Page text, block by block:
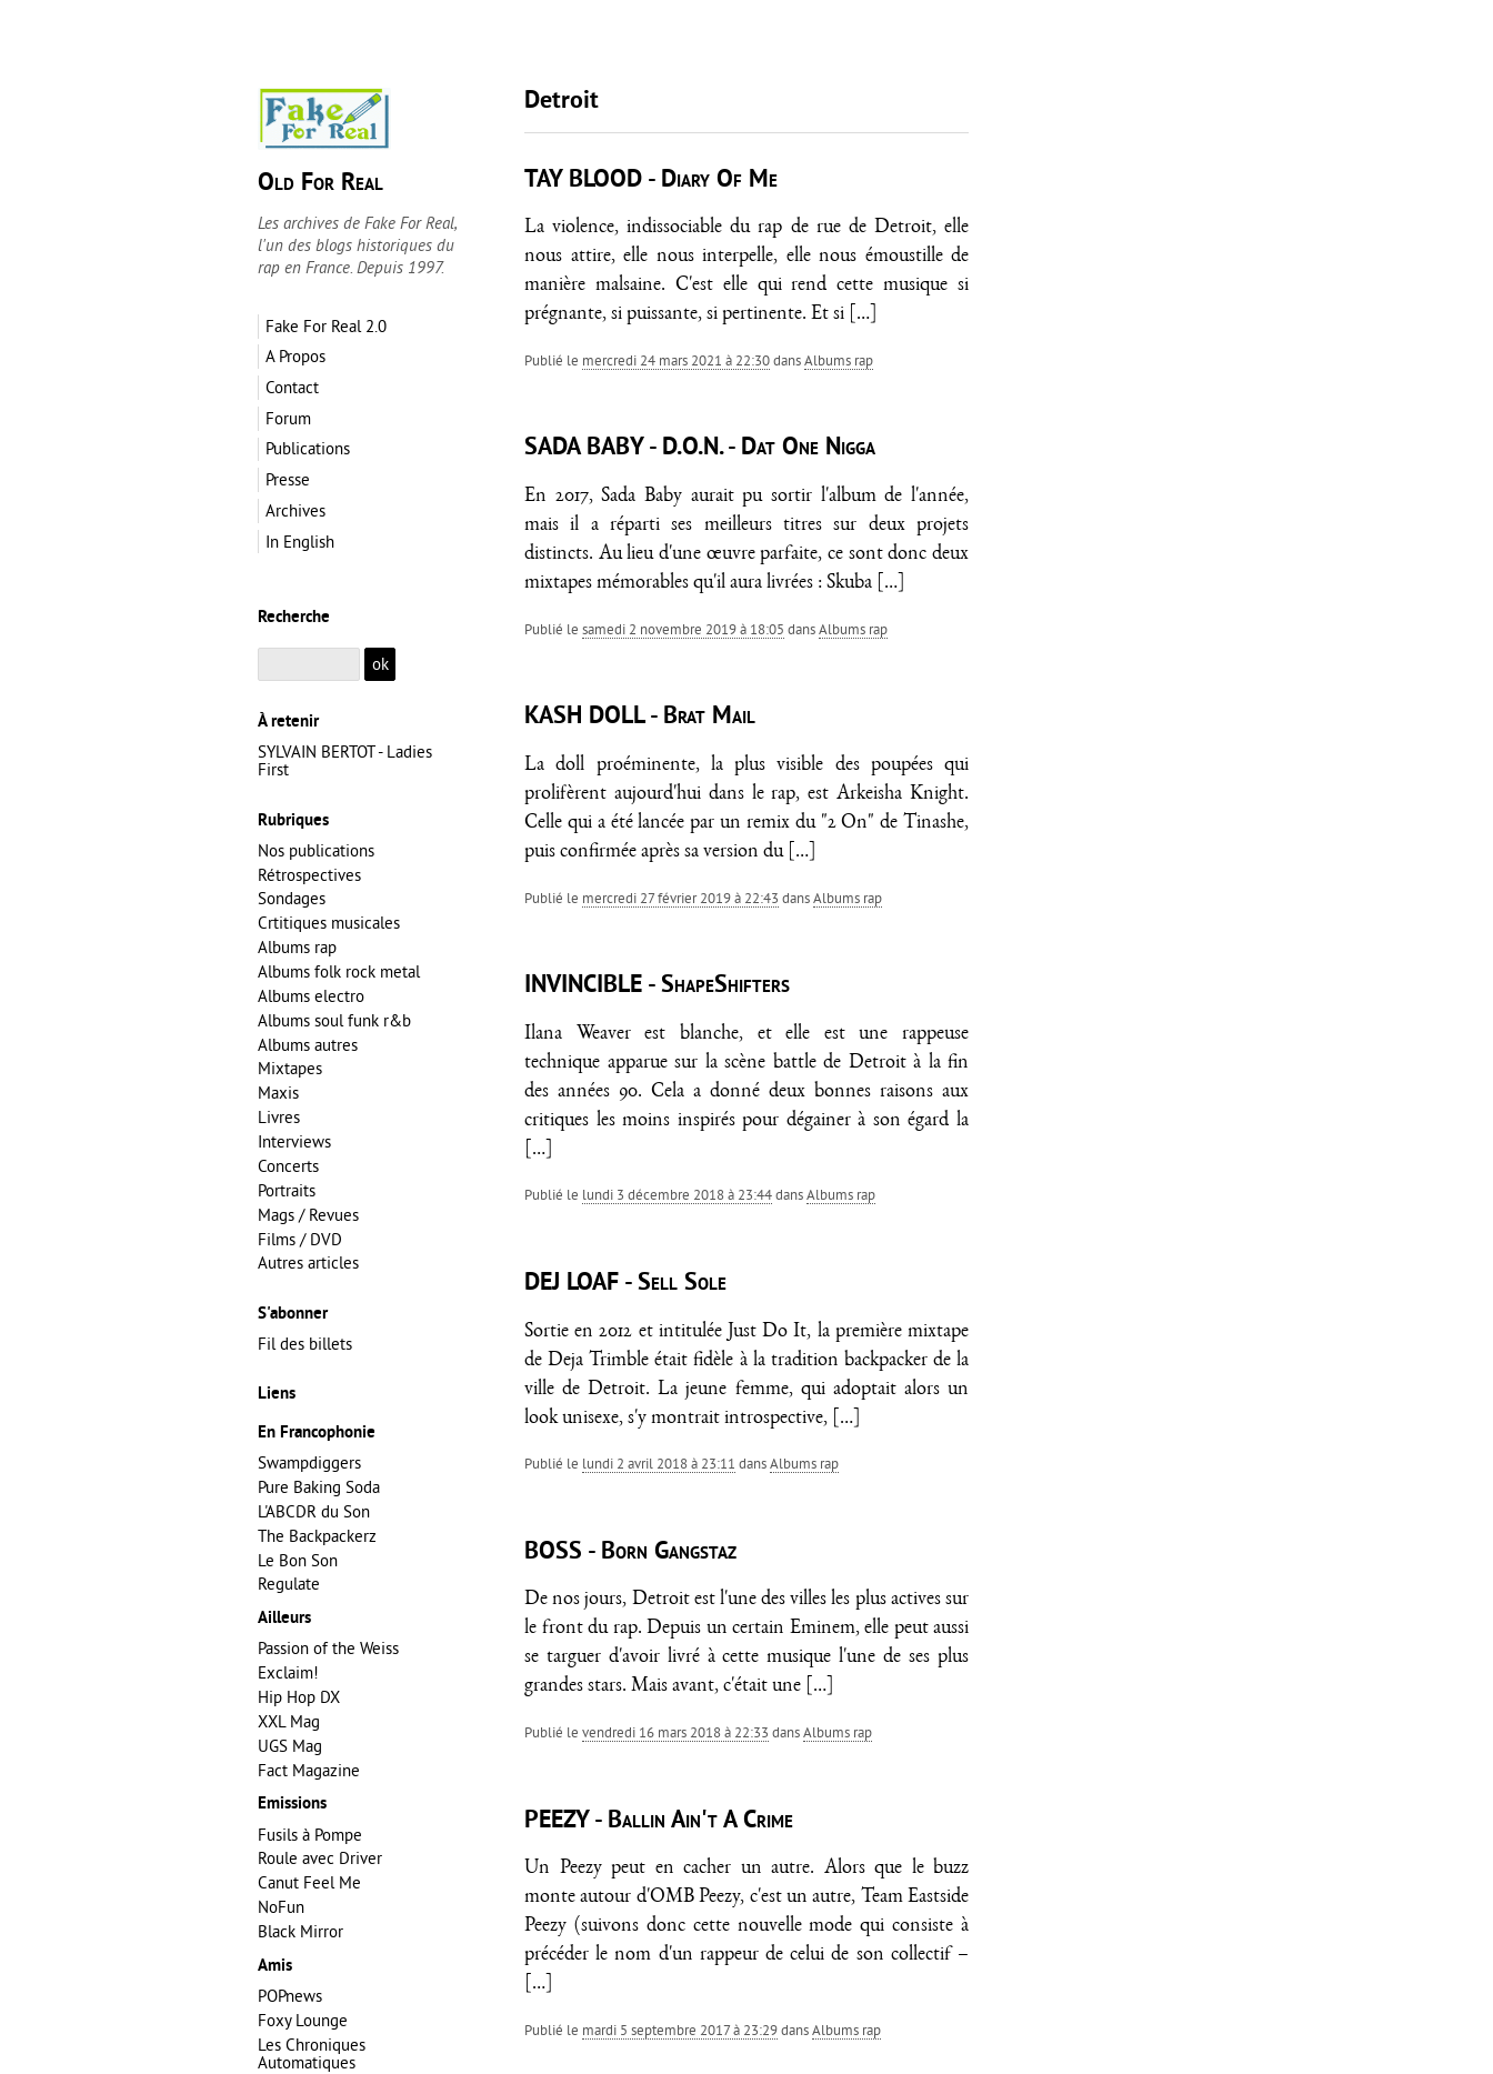
Old For Real
Les archives de Fake For Real,
l'un des blogs historiques du
rap en France. Depuis 1997.
Fake For Real 2.0
A Propos
Contact
Forum
Publications
Presse
Archives
In English
Detroit
TAY BLOOD - Diary Of Me
La violence, indissociable du rap de rue de Detroit, elle
nous attire, elle nous interpelle, elle nous émoustille de
manière malsaine. C'est elle qui rend cette musique si
prégnante, si puissante, si pertinente. Et si
[…]
Publié le mercredi 24 mars 2021 à 22:30dansAlbums rap
SADA BABY - D.O.N. - Dat One Nigga
En 2017, Sada Baby aurait pu sortir l'album de l'année,
mais il a réparti ses meilleurs titres sur deux projets
distincts. Au lieu d'une œuvre parfaite, ce sont donc deux
mixtapes mémorables qu'il aura livrées : Skuba
[…]
Publié le samedi 2 novembre 2019 à 18:05 dansAlbums rap
KASH DOLL - Brat Mail
La doll proéminente, la plus visible des poupées qui
prolifèrent aujourd'hui dans le rap, est Arkeisha Knight.
Celle qui a été lancée par un remix du "2 On" de Tinashe,
puis confirmée après sa version du
[…]
Publié le mercredi 27 février 2019 à 22:43 dansAlbums rap
INVINCIBLE - ShapeShifters
Ilana Weaver est blanche, et elle est une rappeuse
technique apparue sur la scène battle de Detroit à la fin
des années 90. Cela a donné deux bonnes raisons aux
critiques les moins inspirés pour dégainer à son égard la
[…]
Publié le lundi 3 décembre 2018 à 23:44dansAlbums rap
DEJ LOAF - Sell Sole
Sortie en 2012 et intitulée Just Do It, la première mixtape
de Deja Trimble était fidèle à la tradition backpacker de la
ville de Detroit. La jeune femme, qui adoptait alors un
look unisexe, s'y montrait introspective,
[…]
Publié le lundi 2 avril 2018 à 23:11 dansAlbums rap
BOSS - Born Gangstaz
De nos jours, Detroit est l'une des villes les plus actives sur
le front du rap. Depuis un certain Eminem, elle peut aussi
se targuer d'avoir livré à cette musique l'une de ses plus
grandes stars. Mais avant, c'était une
[…]
Publié le vendredi 16 mars 2018 à 22:33 dansAlbums rap
PEEZY - Ballin Ain't A Crime
Un Peezy peut en cacher un autre. Alors que le buzz
monte autour d'OMB Peezy, c'est un autre, Team Eastside
Peezy (suivons donc cette nouvelle mode qui consiste à
précéder le nom d'un rappeur de celui de son collectif –
[…]
Publié le mardi 5 septembre 2017 à 23:29dansAlbums rap
Recherche
À retenir
SYLVAIN BERTOT - Ladies
First
Rubriques
Nos publications
Rétrospectives
Sondages
Crtitiques musicales
Albums rap
Albums folk rock metal
Albums electro
Albums soul funk r&b
Albums autres
Mixtapes
Maxis
Livres
Interviews
Concerts
Portraits
Mags / Revues
Films / DVD
Autres articles
S'abonner
Fil des billets
Liens
En Francophonie
Swampdiggers
Pure Baking Soda
L'ABCDR du Son
The Backpackerz
Le Bon Son
Regulate
Ailleurs
Passion of the Weiss
Exclaim!
Hip Hop DX
XXL Mag
UGS Mag
Fact Magazine
Emissions
Fusils à Pompe
Roule avec Driver
Canut Feel Me
NoFun
Black Mirror
Amis
POPnews
Foxy Lounge
Les Chroniques
Automatiques